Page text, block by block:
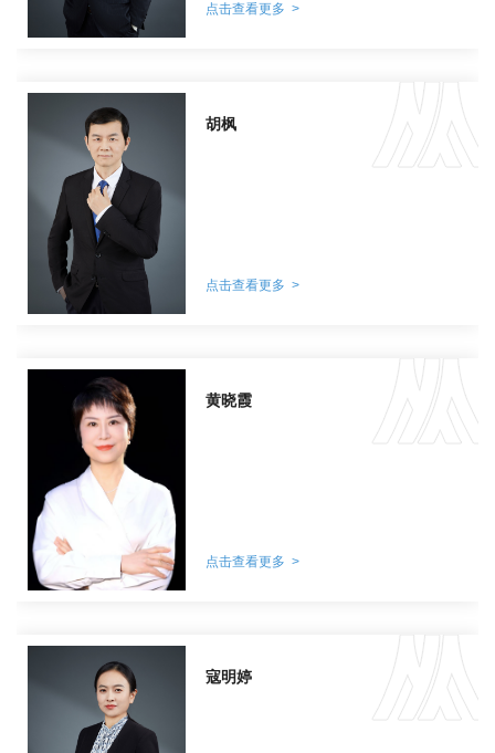
点击查看更多 >
胡枫
点击查看更多 >
黄晓霞
点击查看更多 >
寇明婷